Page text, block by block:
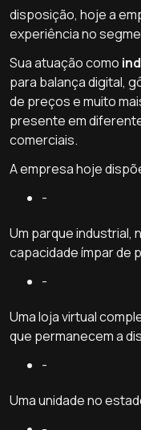
disposição, hoje a
experiência no
Sua atuação como
para balança digital,
de preços e muito
presente em
comerciais.
A empresa hoje
-
Um parque industrial,
capacidade ímpar de
-
Uma loja virtual
que permanecem a
-
Uma unidade no